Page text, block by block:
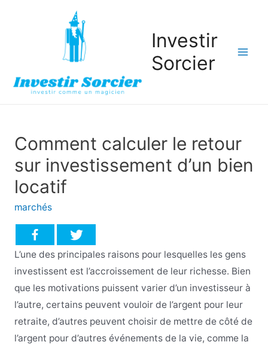
Investir
Sorcier
Comment calculer le retour
sur investissement d’un bien
locatif
marchés
L’une des principales raisons pour lesquelles les gens
investissent est l’accroissement de leur richesse. Bien
que les motivations puissent varier d’un investisseur à
l’autre, certains peuvent vouloir de l’argent pour leur
retraite, d’autres peuvent choisir de mettre de côté de
l’argent pour d’autres événements de la vie, comme la